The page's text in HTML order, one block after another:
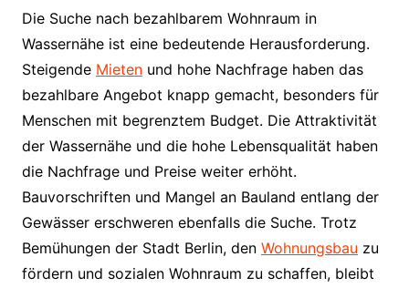
Die Suche nach bezahlbarem Wohnraum in
Wassernähe ist eine bedeutende Herausforderung.
Steigende Mietenund hohe Nachfrage haben das
bezahlbare Angebot knapp gemacht, besonders für
Menschen mit begrenztem Budget. Die Attraktivität
der Wassernähe und die hohe Lebensqualität haben
die Nachfrage und Preise weiter erhöht.
Bauvorschriften und Mangel an Bauland entlang der
Gewässer erschweren ebenfalls die Suche. Trotz
Bemühungen der Stadt Berlin, den Wohnungsbau zu
fördern und sozialen Wohnraum zu schaffen, bleibt